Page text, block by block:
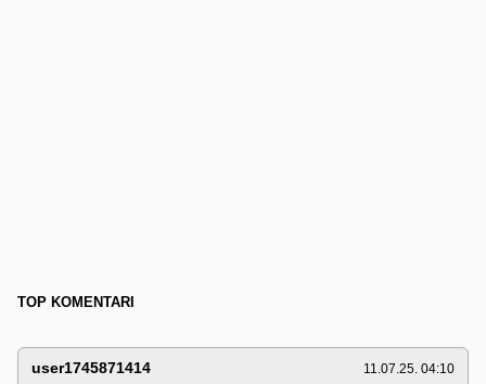
TOP KOMENTARI
user1745871414 11.07.25. 04:10